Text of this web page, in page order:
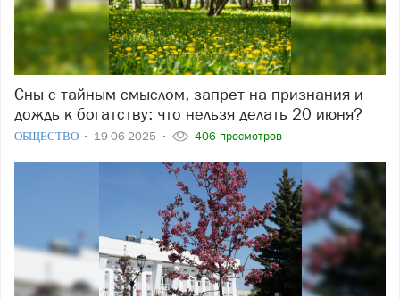
Сны с тайным смыслом, запрет на признания и
дождь к богатству: что нельзя делать 20 июня?
ОБЩЕСТВО 19-06-2025 406 просмотров